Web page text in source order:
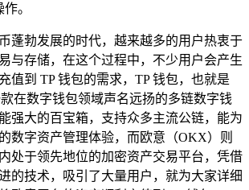
。
蓬勃发展的时代，越来越多的用户热衷于
与存储，在这个过程中，不少用户会产生
值到 TP 钱包的需求，TP 钱包，也就是
款在数字钱包领域声名远扬的多链数字钱
强大的百宝箱，支持众多主流公链，能为
数字资产管理体验，而欧意（OKX）则
处于领先地位的加密资产交易平台，凭借
的技术，吸引了大量用户，就为大家详细